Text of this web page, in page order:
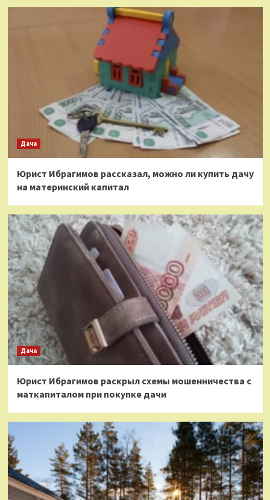
Дача
Юрист Ибрагимов рассказал, можно ли купить дачу
на материнский капитал
Дача
Юрист Ибрагимов раскрыл схемы мошенничества с
маткапиталом при покупке дачи